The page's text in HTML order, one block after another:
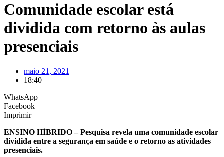
Comunidade escolar está
dividida com retorno às aulas
presenciais
maio 21, 2021
18:40
WhatsApp
Facebook
Imprimir
ENSINO HÍBRIDO – Pesquisa revela uma comunidade escolar
dividida entre a segurança em saúde e o retorno as atividades
presenciais.